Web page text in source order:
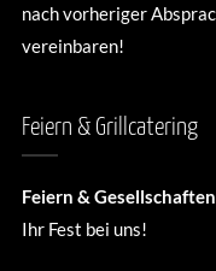
nach vorheriger
vereinbaren!
Feiern & Grillcatering
Feiern & Gesellschaften
Ihr Fest bei uns!